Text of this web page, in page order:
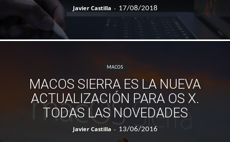
Javier Castilla - 17/08/2018
MACOS
MACOS SIERRA ES LA NUEVA
ACTUALIZACIÓN PARA OS X.
TODAS LAS NOVEDADES
Javier Castilla - 13/06/2016